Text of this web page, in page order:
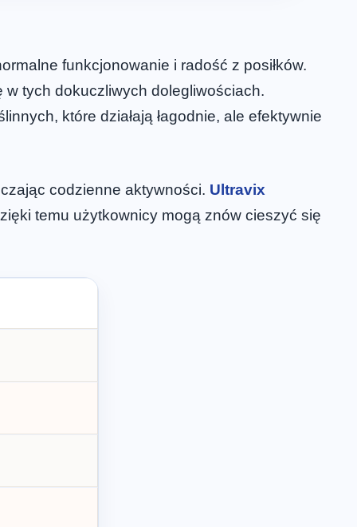
funkcjonowanie i radość z posiłków.
tych dokuczliwych dolegliwościach.
które działają łagodnie, ale efektywnie
codzienne aktywności. Ultravix
temu użytkownicy mogą znów cieszyć się